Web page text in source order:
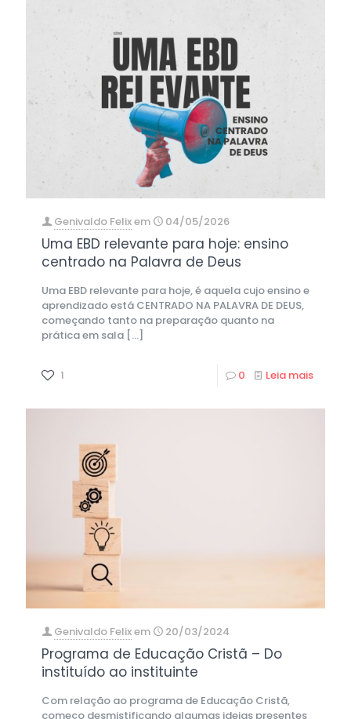
Genivaldo Felixem 04/05/2026
Uma EBD relevante para hoje: ensino
centrado na Palavra de Deus
Uma EBD relevante para hoje, é aquela cujo ensino e
aprendizado está CENTRADO NA PALAVRA DE DEUS,
começando tanto na preparação quanto na
prática em sala […]
1 0 Leia mais
Genivaldo Felixem 20/03/2024
Programa de Educação Cristã – Do
instituído ao instituinte
Com relação ao programa de Educação Cristã,
começo desmistificando algumas ideias presentes